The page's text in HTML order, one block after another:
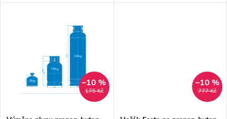
u
175 Kč
–10 %
777 Kč
–10 %